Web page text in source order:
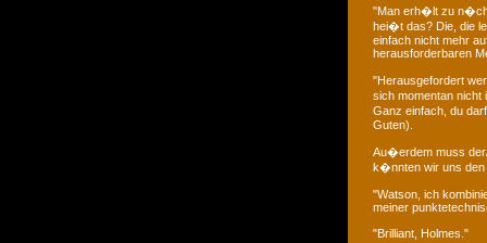
"Man erh�lt zu
hei�t das? Die, die
einfach nicht mehr
herausforderbaren
"Herausgefordert
sich momentan nicht
Ganz einfach, du
Guten).
Au�erdem muss
k�nnten wir uns den
"Watson, ich
meiner
"Brilliant, Holmes."